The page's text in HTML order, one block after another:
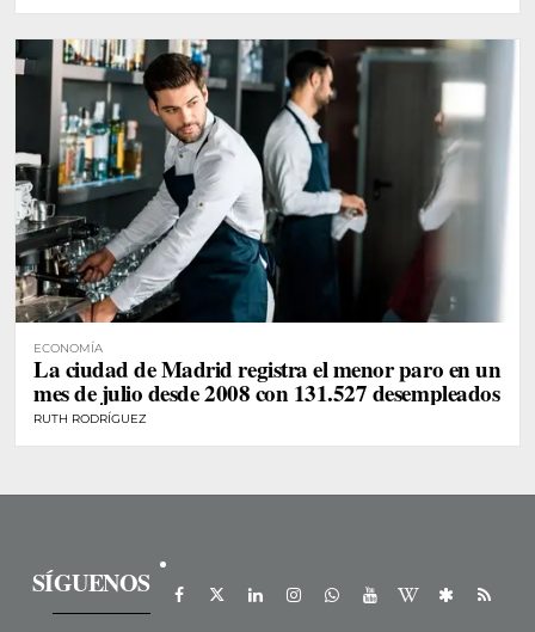
ECONOMÍA
La ciudad de Madrid registra el menor paro en un
mes de julio desde 2008 con 131.527 desempleados
RUTH RODRÍGUEZ
SÍGUENOS